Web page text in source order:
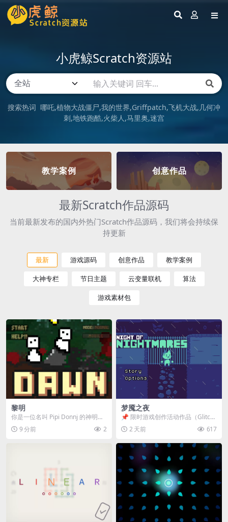
小虎鲸Scratch资源站
搜索热词 哪吒 植物大战僵尸 我的世界 Griffpatch 飞机大战 几何冲
刺 地铁跑酷 火柴人 马里奥 迷宫
教学案例 创意作品
最新Scratch作品源码
当前最新发布的国内外热门Scratch作品源码，我们将会持续保
持更新
最新 游戏源码 创意作品 教学案例
大神专栏 节日主题 云变量联机 算法
游戏素材包
黎明
你是一位名叫 Pipi Donnj 的神明。
你的任务是保护一群白色小人。 点
击...9 分前 2
梦魇之夜
📌 限时游戏创作活动作品（Glitch
Game Jam） 📖 故事背景 怪物四...
2 天前 617